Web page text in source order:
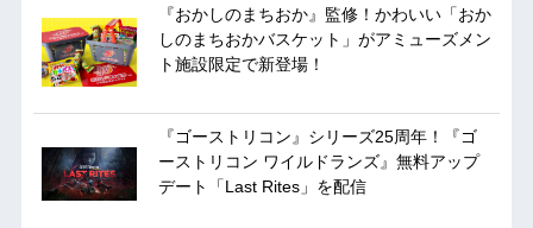
『おかしのまちおか』監修！かわいい「おか
しのまちおかバスケット」がアミューズメン
ト施設限定で新登場！
『ゴーストリコン』シリーズ25周年！『ゴ
ーストリコン ワイルドランズ』無料アップ
デート「Last Rites」を配信